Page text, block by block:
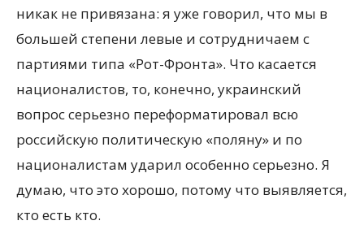
никак не привязана: я уже говорил, что мы в
большей степени левые и сотрудничаем с
партиями типа «Рот-Фронта». Что касается
националистов, то, конечно, украинский
вопрос серьезно переформатировал всю
российскую политическую «поляну» и по
националистам ударил особенно серьезно. Я
думаю, что это хорошо, потому что выявляется,
кто есть кто.